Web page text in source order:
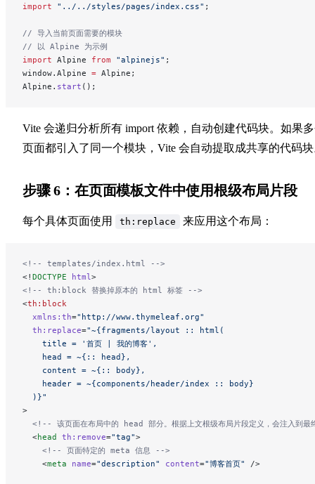
import "../../styles/pages/index.css" ;
// 导入当前页面需要的模块
// 以 Alpine 为示例
import Alpine from "alpinejs" ;
window.Alpine = Alpine;
Alpine. start ();
Vite 会递归分析所有 import 依赖，自动创建代码块。如果
页面都引入了同一个模块，Vite 会自动提取成共享的代码
步骤 6：在页面模板文件中使用根级布局片段
每个具体页面使用 th:replace 来应用这个布局：
<!-- templates/index.html -->
<! DOCTYPE html >
<!-- th:block 替换掉原本的 html 标签 -->
<th:block
  xmlns:th
="http://www.thymeleaf.org"
  th:replace
="~{fragments/layout :: html(
    title = '首页 | 我的博客',
    head = ~{:: head},
    content = ~{:: body},
    header = ~{components/header/index :: body}
  )}"
>
<!-- 该页面在布局中的 head 部分。根据上文根级布局片段定义，会注入到
  <
head th:remove="tag">
    <!-- 页面特定的 meta 信息 -->
    <
meta name="description" content="博客首页" />